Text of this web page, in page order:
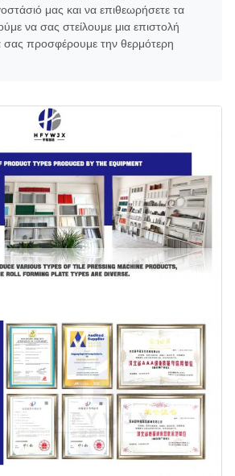
μας και να επιθεωρήσετε τα
να σας στείλουμε μια επιστολή
προσφέρουμε την θερμότερη